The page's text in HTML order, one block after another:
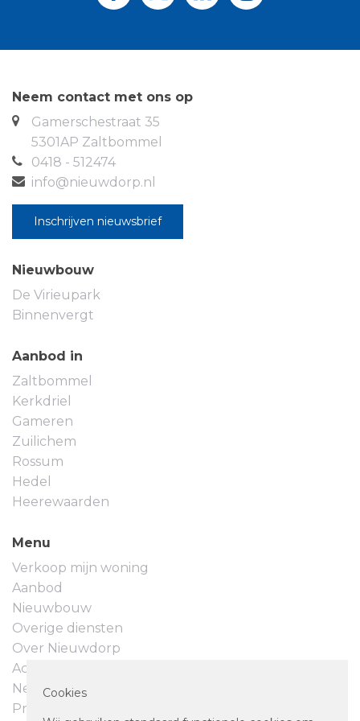
Neem contact met ons op
Gamerschestraat 35
5301AP Zaltbommel
0418 - 512474
info@nieuwdorp.nl
Inschrijven nieuwsbrief
Nieuwbouw
De Virieupark
Binnenvergt
Aanbod in
Zaltbommel
Kerkdriel
Gameren
Zuilichem
Rossum
Hedel
Heerewaarden
Menu
Verkoop mijn woning
Aanbod
Nieuwbouw
Overige diensten
Over Nieuwdorp
Actueel
Neem contact op
Privacyverklaring
Cookies